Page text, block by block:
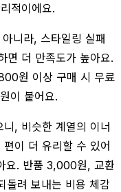
적이에요.
니라, 스타일링 실패
면 더 만족도가 높아요.
원 이상 구매 시 무료
이 붙어요.
, 비슷한 계열의 이너
이 더 유리할 수 있어
요. 반품 3,000원, 교환
돌려 보내는 비용 체감